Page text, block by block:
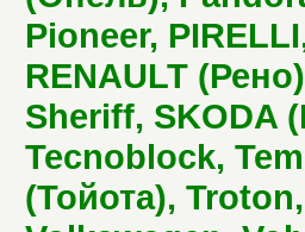
Pioneer,
RENAULT
Sheriff, SKODA
Tecnoblock,
(Тойота),